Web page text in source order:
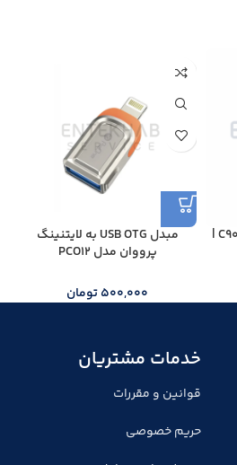
فلش مموری ای دیتا مدل C906 |
مبدل USB OTG به لایتنینگ
پرووان مدل PCO12
500,000تومان
خدمات مشتریان
قوانین و مقررات
حریم خصوصی